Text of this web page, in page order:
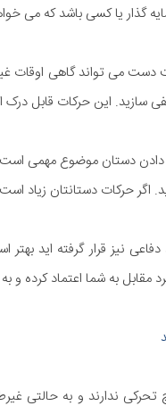
گذار یا کسی باشد که می
می تواند گاهی اوقات
سازید. این حرکات قابل
دستان موضوع مهمی
حرکات دستانتان زیاد است
نیز قرار گرفته اید بهتر
مقابل به شما اعتماد کرده و
تحرکی ندارند و به